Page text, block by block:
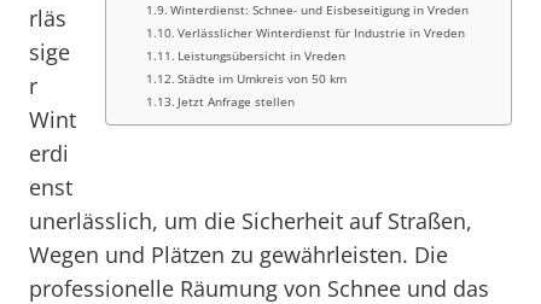
Winterdienst: Schnee- und Eisbeseitigung in Vreden
Verlässlicher Winterdienst für Industrie in Vreden
Leistungsübersicht in Vreden
Städte im Umkreis von 50 km
Jetzt Anfrage stellen
rläs
sige
r
Wint
erdi
enst
unerlässlich, um die Sicherheit auf Straßen,
Wegen und Plätzen zu gewährleisten. Die
professionelle Räumung von Schnee und das